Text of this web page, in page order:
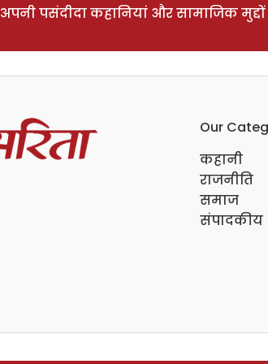
अपनी पसंदीदा कहानियां और सामाजिक
Our
कहानी
राजनीति
समाज
संपादकीय